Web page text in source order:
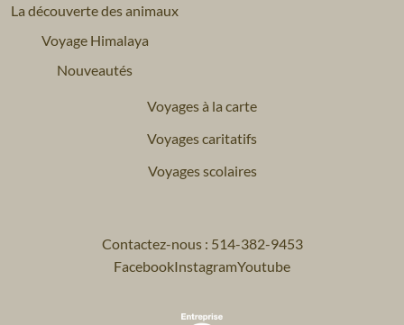
La découverte des animaux
Voyage Himalaya
Nouveautés
Voyages à la carte
Voyages caritatifs
Voyages scolaires
Contactez-nous : 514-382-9453
FacebookInstagramYoutube